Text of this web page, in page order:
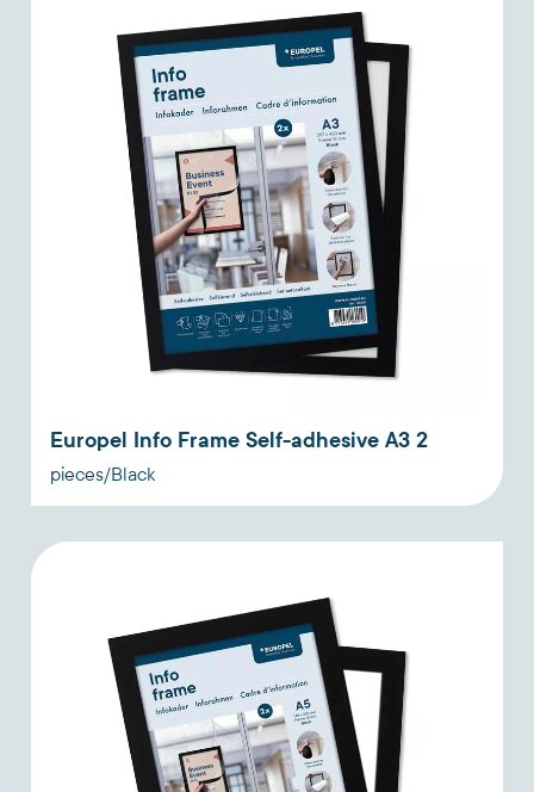
Europel Info Frame Self-adhesive A3 2
pieces/Black